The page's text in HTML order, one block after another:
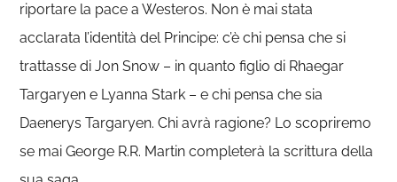
riportare la pace a Westeros. Non è mai stata
acclarata l’identità del Principe: c’è chi pensa che si
trattasse di Jon Snow – in quanto figlio di Rhaegar
Targaryen e Lyanna Stark – e chi pensa che sia
Daenerys Targaryen. Chi avrà ragione? Lo scopriremo
se mai George R.R. Martin completerà la scrittura della